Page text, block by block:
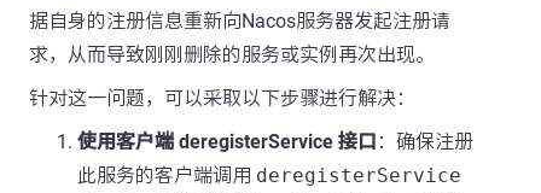
据自身的注册信息重新向Nacos服务器发起注册请
求，从而导致刚刚删除的服务或实例再次出现。
针对这一问题，可以采取以下步骤进行解决：
使用客户端 deregisterService 接口 ：确保注册
此服务的客户端调用 deregisterService